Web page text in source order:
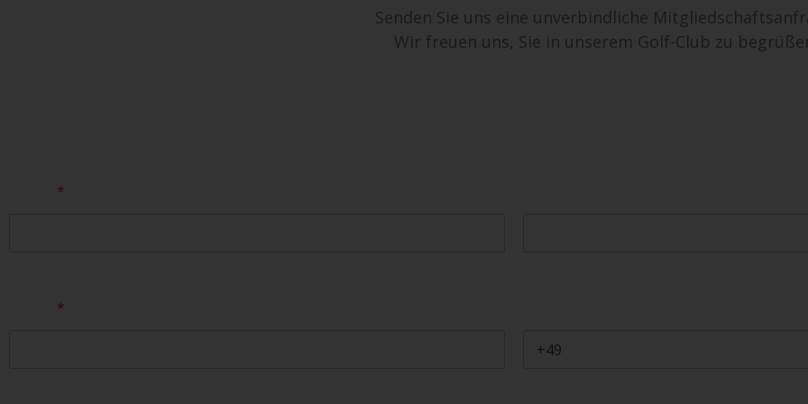
Senden Sie uns eine unverbindliche
Wir freuen uns, Sie in unserem Golf-Club zu
*
*